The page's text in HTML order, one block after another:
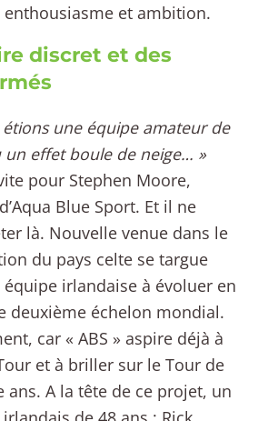
enthousiasme et ambition.
discret et des
une équipe amateur de
un effet boule de neige… »
pour Stephen Moore,
Blue Sport. Et il ne
là. Nouvelle venue dans le
du pays celte se targue
équipe irlandaise à évoluer en
deuxième échelon mondial.
car « ABS » aspire déjà à
et à briller sur le Tour de
ans. A la tête de ce projet, un